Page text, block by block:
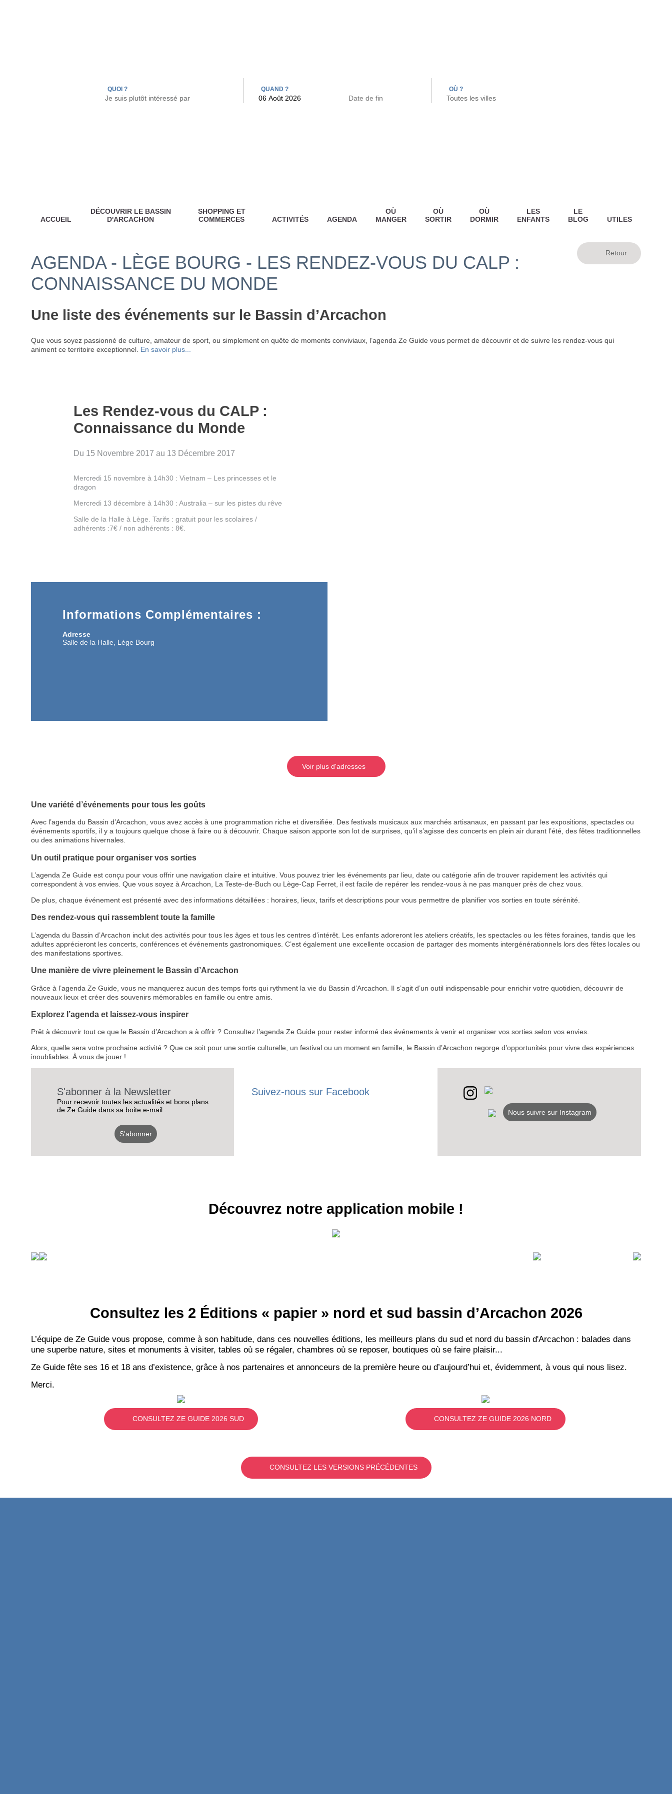
RECEVEZ
INSCRIPTION NEWSLETTER
QUOI ? QUAND ? OÙ ?
ACCUEIL
DÉCOUVRIR LE BASSIN
D'ARCACHON
SHOPPING ET
COMMERCES
ACTIVITÉS AGENDA
OÙ
MANGER
OÙ
SORTIR
OÙ
DORMIR
LES
ENFANTS
LE
BLOG
UTILES
AGENDA - LÈGE BOURG - LES RENDEZ-VOUS DU CALP :
CONNAISSANCE DU MONDE
Une liste des événements sur le Bassin d’Arcachon
Que vous soyez passionné de culture, amateur de sport, ou simplement en quête de moments conviviaux, l’agenda Ze Guide vous permet de découvrir et de suivre les rendez-vous qui
animent ce territoire exceptionnel. En savoir plus...
Les Rendez-vous du CALP :
Connaissance du Monde
Du 15 Novembre 2017 au 13 Décembre 2017
Mercredi 15 novembre à 14h30 : Vietnam – Les princesses et le
dragon
Mercredi 13 décembre à 14h30 : Australia – sur les pistes du rêve
Salle de la Halle à Lège. Tarifs : gratuit pour les scolaires /
adhérents :7€ / non adhérents : 8€.
Informations Complémentaires :
Adresse
Salle de la Halle, Lège Bourg
Voir plus d'adresses
Une variété d’événements pour tous les goûts
Avec l’agenda du Bassin d’Arcachon, vous avez accès à une programmation riche et diversifiée. Des festivals musicaux aux marchés artisanaux, en passant par les expositions, spectacles ou
événements sportifs, il y a toujours quelque chose à faire ou à découvrir. Chaque saison apporte son lot de surprises, qu’il s’agisse des concerts en plein air durant l’été, des fêtes traditionnelles
ou des animations hivernales.
Un outil pratique pour organiser vos sorties
L’agenda Ze Guide est conçu pour vous offrir une navigation claire et intuitive. Vous pouvez trier les événements par lieu, date ou catégorie afin de trouver rapidement les activités qui
correspondent à vos envies. Que vous soyez à Arcachon, La Teste-de-Buch ou Lège-Cap Ferret, il est facile de repérer les rendez-vous à ne pas manquer près de chez vous.
De plus, chaque événement est présenté avec des informations détaillées : horaires, lieux, tarifs et descriptions pour vous permettre de planifier vos sorties en toute sérénité.
Des rendez-vous qui rassemblent toute la famille
L’agenda du Bassin d’Arcachon inclut des activités pour tous les âges et tous les centres d’intérêt. Les enfants adoreront les ateliers créatifs, les spectacles ou les fêtes foraines, tandis que les
adultes apprécieront les concerts, conférences et événements gastronomiques. C’est également une excellente occasion de partager des moments intergénérationnels lors des fêtes locales ou
des manifestations sportives.
Une manière de vivre pleinement le Bassin d’Arcachon
Grâce à l’agenda Ze Guide, vous ne manquerez aucun des temps forts qui rythment la vie du Bassin d’Arcachon. Il s’agit d’un outil indispensable pour enrichir votre quotidien, découvrir de
nouveaux lieux et créer des souvenirs mémorables en famille ou entre amis.
Explorez l’agenda et laissez-vous inspirer
Prêt à découvrir tout ce que le Bassin d’Arcachon a à offrir ? Consultez l’agenda Ze Guide pour rester informé des événements à venir et organiser vos sorties selon vos envies.
Alors, quelle sera votre prochaine activité ? Que ce soit pour une sortie culturelle, un festival ou un moment en famille, le Bassin d’Arcachon regorge d’opportunités pour vivre des expériences
inoubliables. À vous de jouer !
S'abonner à la Newsletter
Pour recevoir toutes les actualités et bons plans
de Ze Guide dans sa boite e-mail :
S'abonner
Suivez-nous sur Facebook
Nous suivre sur Instagram
Découvrez notre application mobile !
Consultez les 2 Éditions « papier » nord et sud bassin d’Arcachon 2026
L’équipe de Ze Guide vous propose, comme à son habitude, dans ces nouvelles éditions, les meilleurs plans du sud et nord du bassin d'Arcachon : balades dans
une superbe nature, sites et monuments à visiter, tables où se régaler, chambres où se reposer, boutiques où se faire plaisir...
Ze Guide fête ses 16 et 18 ans d’existence, grâce à nos partenaires et annonceurs de la première heure ou d’aujourd’hui et, évidemment, à vous qui nous lisez.
Merci.
CONSULTEZ ZE GUIDE 2026 SUD CONSULTEZ ZE GUIDE 2026 NORD
CONSULTEZ LES VERSIONS PRÉCÉDENTES